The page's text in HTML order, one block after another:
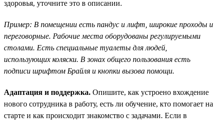
здоровья, уточните это в описании.
Пример: В помещении есть пандус и лифт, широкие проходы и
переговорные. Рабочие места оборудованы регулируемыми
столами. Есть специальные туалеты для людей,
использующих коляски. В зонах общего пользования есть
подписи шрифтом Брайля и кнопки вызова помощи.
Адаптация и поддержка. Опишите, как устроено вхождение
нового сотрудника в работу, есть ли обучение, кто помогает на
старте и как происходит знакомство с задачами. Если в